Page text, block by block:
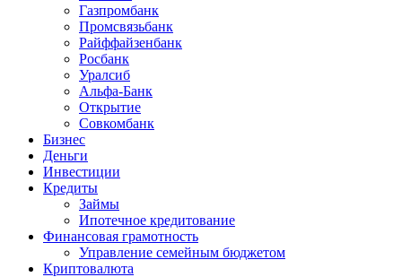
Газпромбанк
Промсвязьбанк
Райффайзенбанк
Росбанк
Уралсиб
Альфа-Банк
Открытие
Совкомбанк
Бизнес
Деньги
Инвестиции
Кредиты
Займы
Ипотечное кредитование
Финансовая грамотность
Управление семейным бюджетом
Криптовалюта